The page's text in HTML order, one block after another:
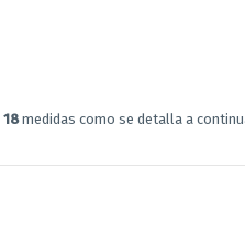
18medidas como se detalla a